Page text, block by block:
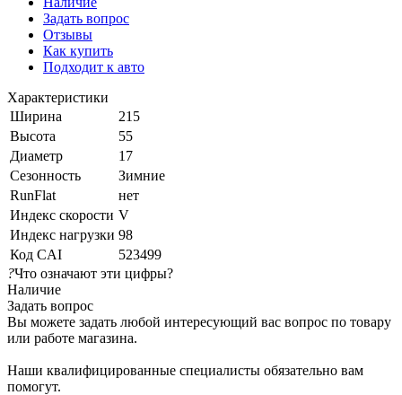
Задать вопрос
Отзывы
Как купить
Подходит к авто
Характеристики
Ширина
215
Высота
55
Диаметр
17
Сезонность
Зимние
RunFlat
нет
Индекс скорости V
Индекс нагрузки 98
Код CAI
523499
?Что означают эти цифры?
Наличие
Задать вопрос
Вы можете задать любой интересующий вас вопрос по товару
или работе магазина.
Наши квалифицированные специалисты обязательно вам
помогут.